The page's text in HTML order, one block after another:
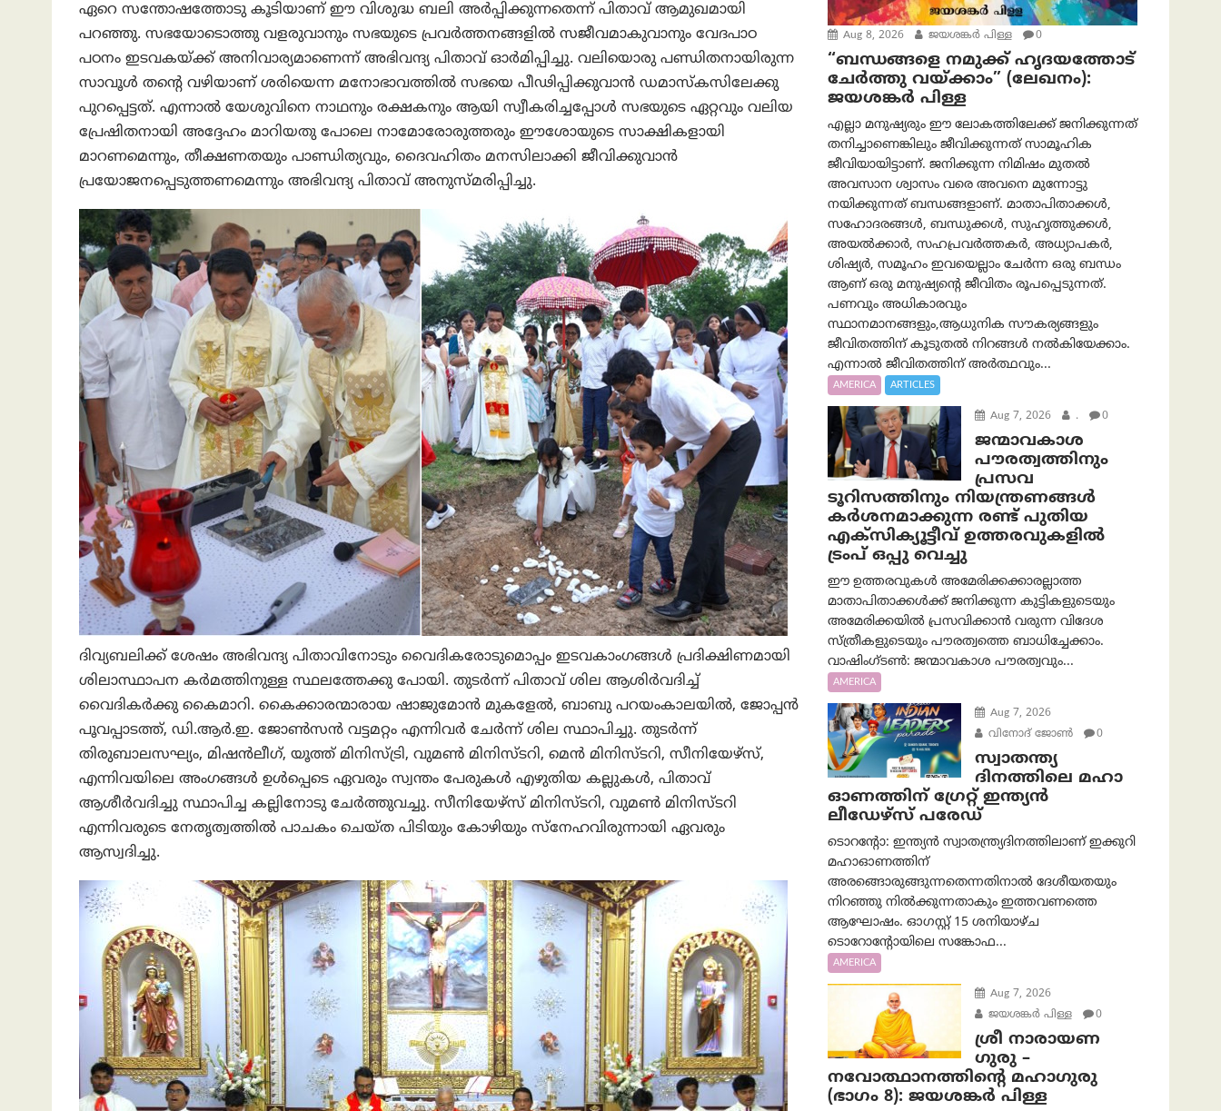
ഏറെ സന്തോഷത്തോടു കൂടിയാണ് ഈ വിശുദ്ധ ബലി അർപ്പിക്കുന്നതെന്ന് പിതാവ് ആമുഖമായി
പറഞ്ഞു. സഭയോടൊത്തു വളരുവാനും സഭയുടെ പ്രവർത്തനങ്ങളിൽ സജീവമാകുവാനും വേദപാഠ
പഠനം ഇടവകയ്ക്ക് അനിവാര്യമാണെന്ന് അഭിവന്ദ്യ പിതാവ് ഓർമിപ്പിച്ചു. വലിയൊരു പണ്ഡിതനായിരുന്ന
സാവൂൾ തന്റെ വഴിയാണ് ശരിയെന്ന മനോഭാവത്തിൽ സഭയെ പീഢിപ്പിക്കുവാൻ ഡമാസ്കസിലേക്കു
പുറപ്പെട്ടത്. എന്നാൽ യേശുവിനെ നാഥനും രക്ഷകനും ആയി സ്വീകരിച്ചപ്പോൾ സഭയുടെ ഏറ്റവും വലിയ
പ്രേഷിതനായി അദ്ദേഹം മാറിയതു പോലെ നാമോരോരുത്തരും ഈശോയുടെ സാക്ഷികളായി
മാറണമെന്നും, തീക്ഷണതയും പാണ്ഡിത്യവും, ദൈവഹിതം മനസിലാക്കി ജീവിക്കുവാൻ
പ്രയോജനപ്പെടുത്തണമെന്നും അഭിവന്ദ്യ പിതാവ് അനുസ്മരിപ്പിച്ചു.
ദിവ്യബലിക്ക് ശേഷം അഭിവന്ദ്യ പിതാവിനോടും വൈദികരോടുമൊപ്പം ഇടവകാംഗങ്ങൾ പ്രദിക്ഷിണമായി
ശിലാസ്ഥാപന കർമത്തിനുള്ള സ്ഥലത്തേക്കു പോയി. തുടർന്ന് പിതാവ് ശില ആശിർവദിച്ച്
വൈദികർക്കു കൈമാറി. കൈക്കാരന്മാരായ ഷാജുമോൻ മുകളേൽ, ബാബു പറയംകാലയിൽ, ജോപ്പൻ
പൂവപ്പാടത്ത്, ഡി.ആർ.ഇ. ജോൺസൻ വട്ടമറ്റം എന്നിവർ ചേർന്ന് ശില സ്ഥാപിച്ചു. തുടർന്ന്
തിരുബാലസഘ്യം, മിഷൻലീഗ്, യൂത്ത് മിനിസ്ട്രി, വുമൺ മിനിസ്ടറി, മെൻ മിനിസ്ടറി, സീനിയേഴ്സ്,
എന്നിവയിലെ അംഗങ്ങൾ ഉൾപ്പെടെ ഏവരും സ്വന്തം പേരുകൾ എഴുതിയ കല്ലുകൾ, പിതാവ്
ആശീർവദിച്ചു സ്ഥാപിച്ച കല്ലിനോടു ചേർത്തുവച്ചു. സീനിയേഴ്സ് മിനിസ്ടറി, വുമൺ മിനിസ്ടറി
എന്നിവരുടെ നേതൃത്വത്തിൽ പാചകം ചെയ്ത പിടിയും കോഴിയും സ്നേഹവിരുന്നായി ഏവരും
ആസ്വദിച്ചു.
Aug 8, 2026 ജയശങ്കര്‍ പിള്ള 0
“ബന്ധങ്ങളെ നമുക്ക് ഹൃദയത്തോട്
ചേർത്തു വയ്ക്കാം” (ലേഖനം):
ജയശങ്കര്‍ പിള്ള
എല്ലാ മനുഷ്യരും ഈ ലോകത്തിലേക്ക് ജനിക്കുന്നത്
തനിച്ചാണെങ്കിലും ജീവിക്കുന്നത് സാമൂഹിക
ജീവിയായിട്ടാണ്. ജനിക്കുന്ന നിമിഷം മുതൽ
അവസാന ശ്വാസം വരെ അവനെ മുന്നോട്ടു
നയിക്കുന്നത് ബന്ധങ്ങളാണ്. മാതാപിതാക്കൾ,
സഹോദരങ്ങൾ, ബന്ധുക്കൾ, സുഹൃത്തുക്കൾ,
അയൽക്കാർ, സഹപ്രവർത്തകർ, അധ്യാപകർ,
ശിഷ്യർ, സമൂഹം ഇവയെല്ലാം ചേർന്ന ഒരു ബന്ധം
ആണ് ഒരു മനുഷ്യന്റെ ജീവിതം രൂപപ്പെടുന്നത്.
പണവും അധികാരവും
സ്ഥാനമാനങ്ങളും,ആധുനിക സൗകര്യങ്ങളും
ജീവിതത്തിന് കൂടുതൽ നിറങ്ങൾ നൽകിയേക്കാം.
എന്നാൽ ജീവിതത്തിന് അർത്ഥവും...
AMERICA ARTICLES
Aug 7, 2026 . 0
ജന്മാവകാശ
പൗരത്വത്തിനും
പ്രസവ
ടൂറിസത്തിനും നിയന്ത്രണങ്ങൾ
കർശനമാക്കുന്ന രണ്ട് പുതിയ
എക്സിക്യൂട്ടീവ് ഉത്തരവുകളിൽ
ട്രംപ് ഒപ്പു വെച്ചു
ഈ ഉത്തരവുകൾ അമേരിക്കക്കാരല്ലാത്ത
മാതാപിതാക്കൾക്ക് ജനിക്കുന്ന കുട്ടികളുടെയും
അമേരിക്കയിൽ പ്രസവിക്കാൻ വരുന്ന വിദേശ
സ്ത്രീകളുടെയും പൗരത്വത്തെ ബാധിച്ചേക്കാം.
വാഷിംഗ്ടണ്‍: ജന്മാവകാശ പൗരത്വവും...
AMERICA
Aug 7, 2026
വിനോദ് ജോൺ
0
സ്വാതന്ത്യ
ദിനത്തിലെ മഹാ
ഓണത്തിന് ഗ്രേറ്റ് ഇന്ത്യൻ
ലീഡേഴ്സ് പരേഡ്
ടൊറന്റോ: ഇന്ത്യൻ സ്വാതന്ത്ര്യദിനത്തിലാണ് ഇക്കുറി
മഹാഓണത്തിന്
അരങ്ങൊരുങ്ങുന്നതെന്നതിനാൽ ദേശീയതയും
നിറഞ്ഞു നിൽക്കുന്നതാകും ഇത്തവണത്തെ
ആഘോഷം. ഓഗസ്റ്റ് 15 ശനിയാഴ്ച
ടൊറോന്റോയിലെ സങ്കോഫ...
AMERICA
Aug 7, 2026
ജയശങ്കര്‍ പിള്ള
0
ശ്രീ നാരായണ
ഗുരു –
നവോത്ഥാനത്തിന്റെ മഹാഗുരു
(ഭാഗം 8): ജയശങ്കര്‍ പിള്ള